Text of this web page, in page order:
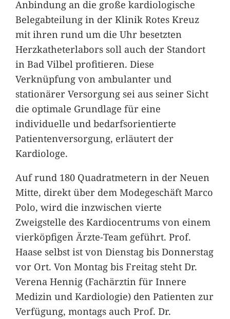
Anbindung an die große kardiologische
Belegabteilung in der Klinik Rotes Kreuz
mit ihren rund um die Uhr besetzten
Herzkatheterlabors soll auch der Standort
in Bad Vilbel profitieren. Diese
Verknüpfung von ambulanter und
stationärer Versorgung sei aus seiner Sicht
die optimale Grundlage für eine
individuelle und bedarfsorientierte
Patientenversorgung, erläutert der
Kardiologe.
Auf rund 180 Quadratmetern in der Neuen
Mitte, direkt über dem Modegeschäft Marco
Polo, wird die inzwischen vierte
Zweigstelle des Kardiocentrums von einem
vierköpfigen Ärzte-Team geführt. Prof.
Haase selbst ist von Dienstag bis Donnerstag
vor Ort. Von Montag bis Freitag steht Dr.
Verena Hennig (Fachärztin für Innere
Medizin und Kardiologie) den Patienten zur
Verfügung, montags auch Prof. Dr.